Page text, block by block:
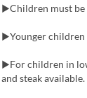
▶︎Children must be
▶︎Younger children
▶︎For children in
and steak available.